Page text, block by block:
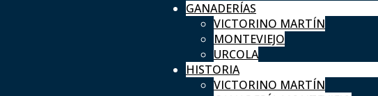
GANADERÍAS
VICTORINO MARTÍN
MONTEVIEJO
URCOLA
HISTORIA
VICTORINO MARTÍN